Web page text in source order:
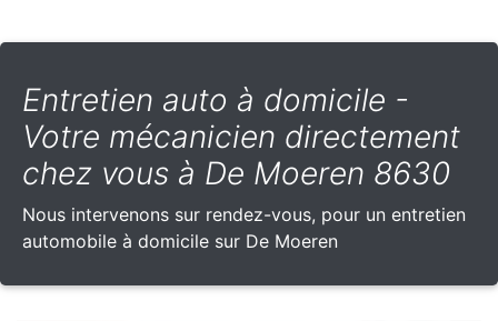
Entretien auto à domicile -
Votre mécanicien directement
chez vous à De Moeren 8630
Nous intervenons sur rendez-vous, pour un entretien
automobile à domicile sur De Moeren